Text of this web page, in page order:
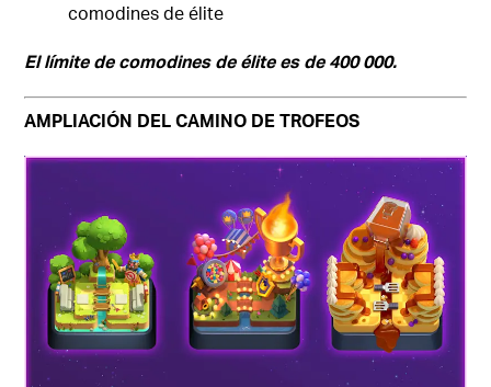
comodines de élite
El límite de comodines de élite es de 400 000.
AMPLIACIÓN DEL CAMINO DE TROFEOS